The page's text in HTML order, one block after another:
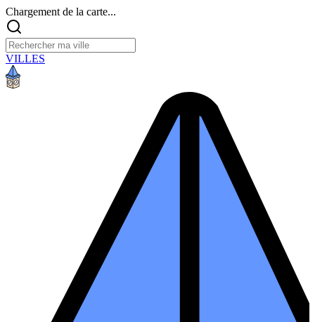
Chargement de la carte...
VILLES